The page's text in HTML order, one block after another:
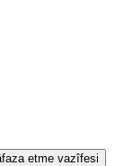
etme vazîfesi